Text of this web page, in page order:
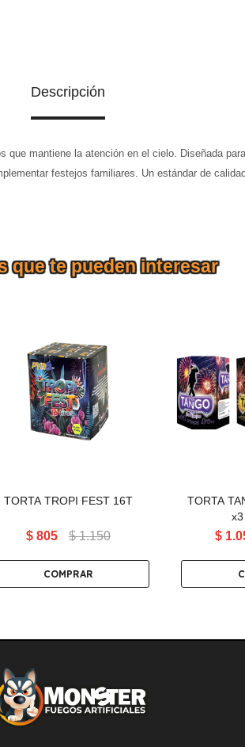
Descripción
que mantiene la atención en el cielo. Diseñada
festejos familiares. Un estándar de
que te pueden interesar
Explosiones claras y bien
definidas, ritmo espaciado y
un triple final que levanta la
noche.
TORTA TROPI FEST 16T
$ 805 $ 1.150
TORTA
Pack
TORTA
$